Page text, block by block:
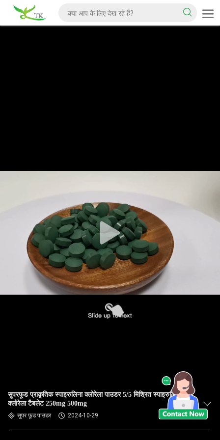
सुपरफूड प्राकृतिक स्पाइरुलिना क्लोरेला पाउडर 5/5 मिश्रित स्पाइरुलिना
क्लोरेला टैबलेट 250mg 500mg
सुपर फूड पाउडर 2024-10-29